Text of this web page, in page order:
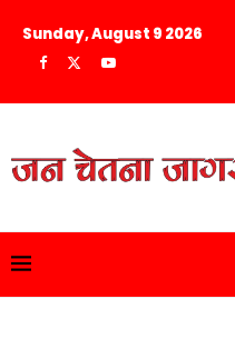
Sunday, August 9 2026